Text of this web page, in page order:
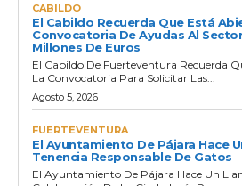
CABILDO
El Cabildo Recuerda Que Está
Convocatoria De Ayudas Al
Millones De Euros
El Cabildo De Fuerteventura Recuerda
La Convocatoria Para Solicitar Las...
Agosto 5, 2026
FUERTEVENTURA
El Ayuntamiento De Pájara Hace
Tenencia Responsable De Gatos
El Ayuntamiento De Pájara Hace Un